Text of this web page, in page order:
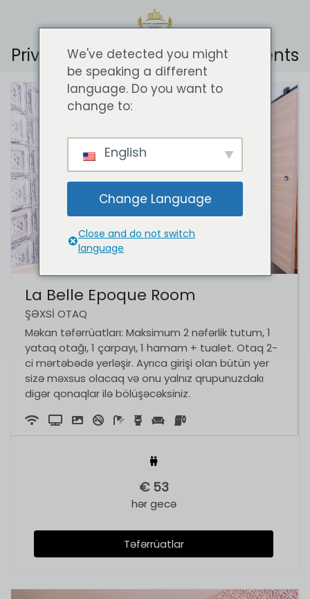
Private & Comfortable Apartments
La Belle Epoque Room
ŞƏXSI OTAQ
Məkan təfərrüatları: Maksimum 2 nəfərlik tutum, 1
yataq otağı, 1 çarpayı, 1 hamam + tualet. Otaq 2-
ci mərtəbədə yerləşir. Ayrıca girişi olan bütün yer
sizə məxsus olacaq və onu yalnız qrupunuzdakı
digər qonaqlar ilə bölüşəcəksiniz.
€ 53
hər gecə
Təfərrüatlar
We've detected you might
be speaking a different
language. Do you want to
change to:
English
Change Language
Close and do not switch
language